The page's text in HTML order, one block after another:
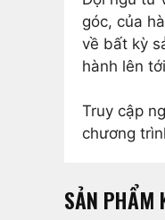
góc, của
về bất kỳ
hành lên
Truy cập
chương
SẢN PHẨM